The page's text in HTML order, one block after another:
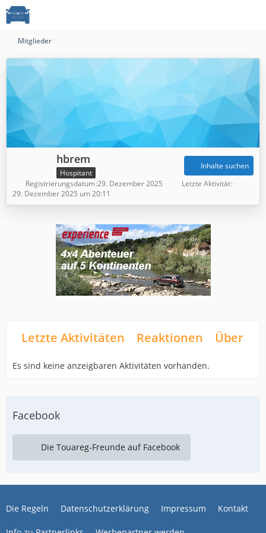
Mitglieder
hbrem
Hospitant
Inhalte suchen
Registrierungsdatum 29. Dezember 2025
Letzte Aktivität
29. Dezember 2025 um 20:11
Letzte Aktivitäten Reaktionen Über
Es sind keine anzeigbaren Aktivitäten vorhanden.
Facebook
Die Touareg-Freunde auf Facebook
Die Regeln Datenschutzerklärung Impressum Kontakt